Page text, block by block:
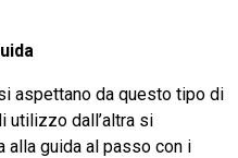
aspettano da questo tipo di
utilizzo dall’altra si
guida al passo con i